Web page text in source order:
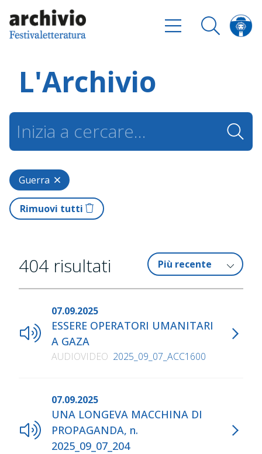
L'Archivio
Guerra
Rimuovi tutti
404 risultati
07.09.2025
ESSERE OPERATORI UMANITARI
A GAZA
AUDIOVIDEO 2025_09_07_ACC1600
07.09.2025
UNA LONGEVA MACCHINA DI
PROPAGANDA, n.
2025_09_07_204